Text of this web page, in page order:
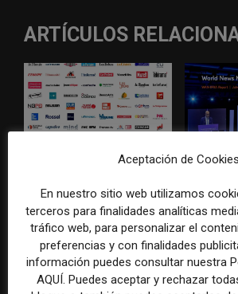
ARTÍCULOS
tecnológico de los medios ya
no es la falta de
herramientas, sino su
desconexión
medios
de
consumo
Aceptación de Cookies
En nuestro sitio web utilizamos
terceros para finalidades analíticas
tráfico web, para personalizar el
preferencias y con finalidades
información puedes consultar nuestra
AQUÍ. Puedes aceptar y rechazar